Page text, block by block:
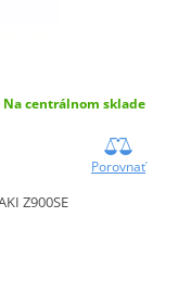
Na centrálnom sklade
Porovnať
Z900SE